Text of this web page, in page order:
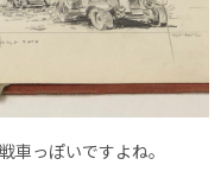
っぽいですよね。